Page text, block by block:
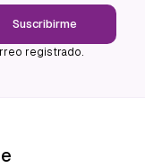
Suscribirme
registrado.